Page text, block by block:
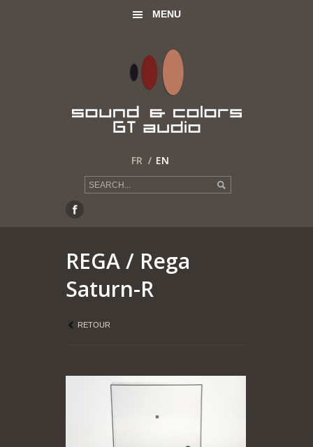
FR EN
MENU
REGA/ Rega
Saturn-R
RETOUR